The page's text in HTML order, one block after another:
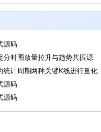
源码
分时图放量拉升与趋势共振源
统计周期两种关键K线进行量化
源码
源码